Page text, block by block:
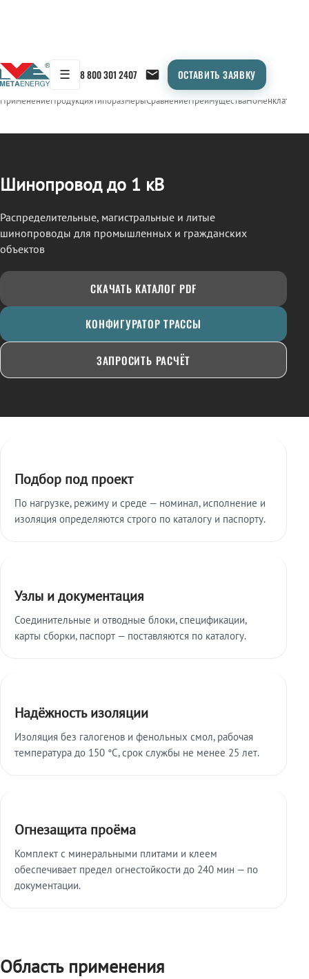
☰ 8 800 301 2407 ОСТАВИТЬ ЗАЯВКУ
← Продукция/ШИНОПРОВОД
ПрименениеПродукцияТипоразмерыСравнениеПреимуществаНоменклатура
Шинопровод до 1 кВ
Распределительные, магистральные и литые
шинопроводы для промышленных и гражданских
объектов
СКАЧАТЬ КАТАЛОГ PDF
КОНФИГУРАТОР ТРАССЫ
ЗАПРОСИТЬ РАСЧЁТ
Подбор под проект
По нагрузке, режиму и среде — номинал, исполнение и
изоляция определяются строго по каталогу и паспорту.
Узлы и документация
Соединительные и отводные блоки, спецификации,
карты сборки, паспорт — поставляются по каталогу.
Надёжность изоляции
Изоляция без галогенов и фенольных смол, рабочая
температура до 150 °C, срок службы не менее 25 лет.
Огнезащита проёма
Комплект с минеральными плитами и клеем
обеспечивает предел огнестойкости до 240 мин — по
документации.
Область применения